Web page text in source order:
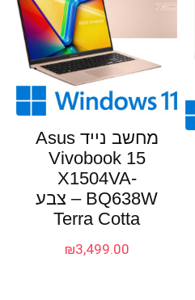
מחשב נייד Asus
Vivobook 15
X1504VA-
BQ638W – צבע
Terra Cotta
₪3,499.00